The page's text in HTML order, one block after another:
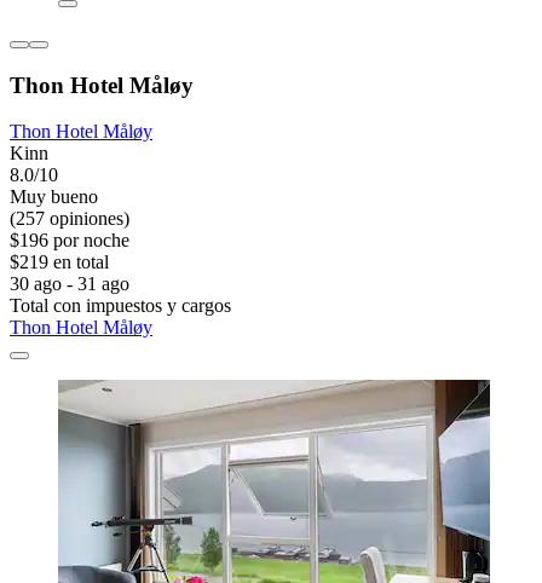
Thon Hotel Måløy
Thon Hotel Måløy
Kinn
8.0/10
Muy bueno
(257 opiniones)
$196 por noche
$219 en total
30 ago - 31 ago
Total con impuestos y cargos
Thon Hotel Måløy